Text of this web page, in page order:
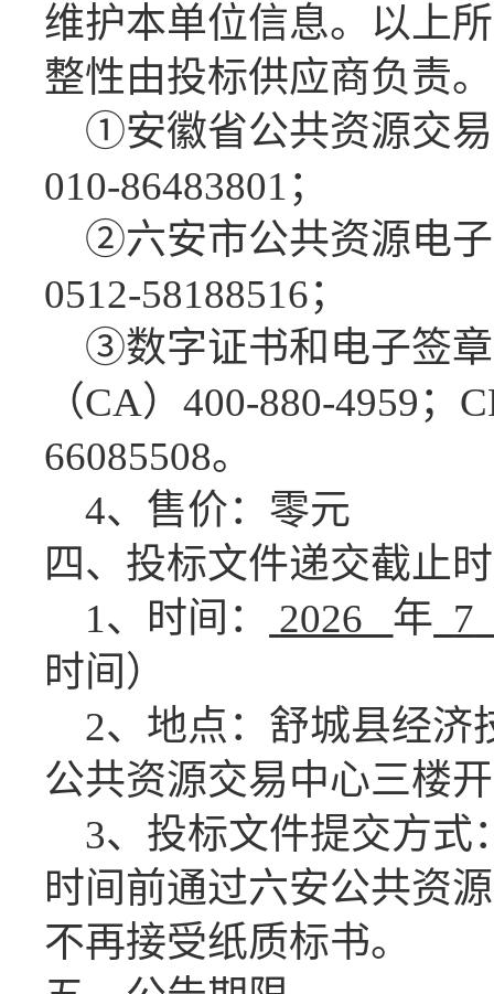
维护本单位信息。以上
整性由投标供应商负责。
①安徽省公共资源交
010-86483801；
②六安市公共资源电
0512-58188516；
③数字证书和电子签
（CA）400-880-4959；
66085508。
4、售价：零元
四、投标文件递交截止
1、时间：
2026 年 7
时间）
2、地点：舒城县经济
公共资源交易中心三楼
3、投标文件提交方式
时间前通过六安公共资
不再接受纸质标书。